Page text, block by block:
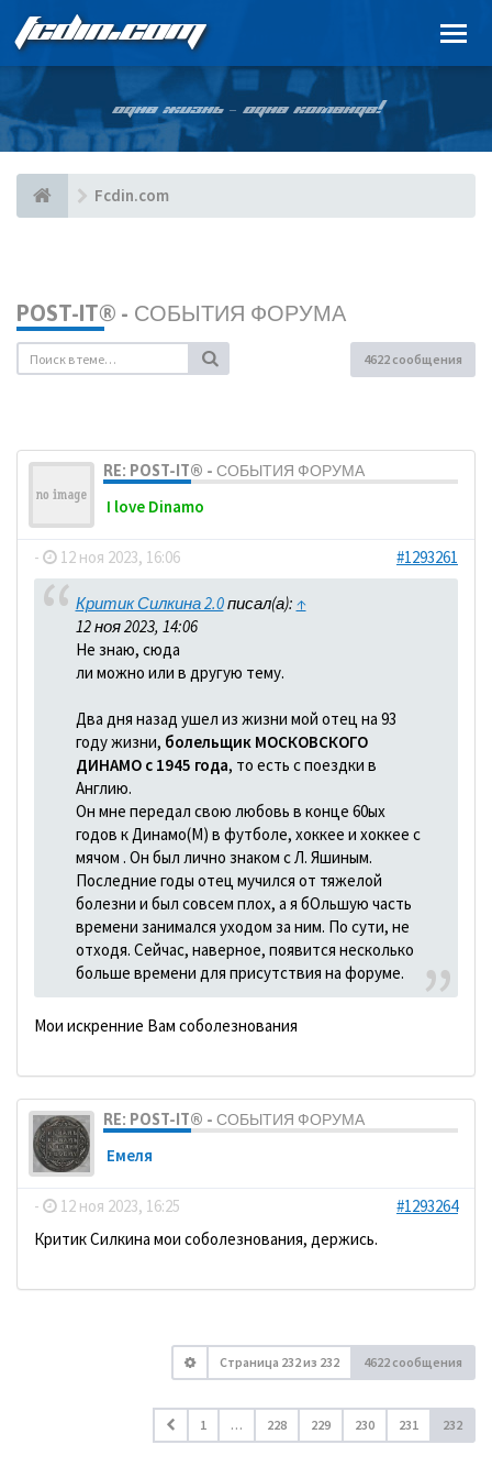
FCDIN.COM
ОДНА ЖИЗНЬ – ОДНА КОМАНДА!
Fcdin.com
POST-IT® - СОБЫТИЯ ФОРУМА
4622 сообщения
RE: POST-IT® - СОБЫТИЯ ФОРУМА
I love Dinamo
- 12 ноя 2023, 16:06 #1293261
Критик Силкина 2.0писал(а): ↑
12 ноя 2023, 14:06
Не знаю, сюда
ли можно или в другую тему.
Два дня назад ушел из жизни мой отец на 93
году жизни, болельщик МОСКОВСКОГО
ДИНАМО с 1945 года, то есть с поездки в
Англию.
Он мне передал свою любовь в конце 60ых
годов к Динамо(М) в футболе, хоккее и хоккее с
мячом . Он был лично знаком с Л. Яшиным.
Последние годы отец мучился от тяжелой
болезни и был совсем плох, а я бОльшую часть
времени занимался уходом за ним. По сути, не
отходя. Сейчас, наверное, появится несколько
больше времени для присутствия на форуме.
Мои искренние Вам соболезнования
RE: POST-IT® - СОБЫТИЯ ФОРУМА
Емеля
- 12 ноя 2023, 16:25
#1293264
Критик Силкина мои соболезнования, держись.
Страница 232из 232 4622 сообщения
1 … 228 229 230 231 232